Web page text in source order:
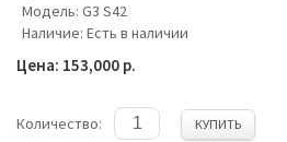
Модель: G3 S42
Наличие: Есть в наличии
Цена: 153,000 р.
Количество: КУПИТЬ